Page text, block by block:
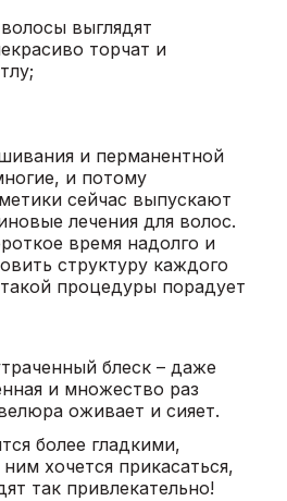
выглядят
торчат и
и перманентной
и потому
сейчас выпускают
лечения для волос.
время надолго и
структуру каждого
процедуры порадует
блеск – даже
и множество раз
оживает и сияет.
более гладкими,
хочется прикасаться,
так привлекательно!